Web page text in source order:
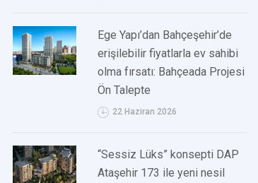
Ege Yapı’dan Bahçeşehir’de
erişilebilir fiyatlarla ev sahibi
olma fırsatı: Bahçeada Projesi
Ön Talepte
22 Haziran 2026
“Sessiz Lüks” konsepti DAP
Ataşehir 173 ile yeni nesil